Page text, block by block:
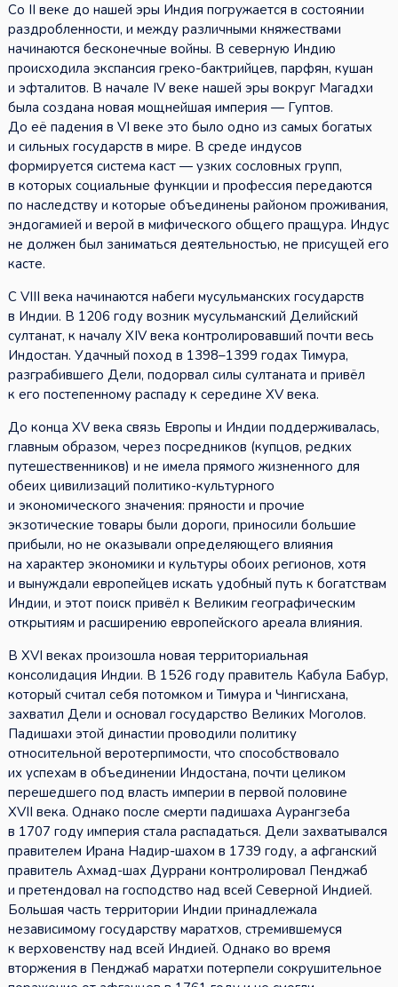
Со II веке до нашей эры Индия погружается в состоянии
раздробленности, и между различными княжествами
начинаются бесконечные войны. В северную Индию
происходила экспансия греко-бактрийцев, парфян, кушан
и эфталитов. В начале IV веке нашей эры вокруг Магадхи
была создана новая мощнейшая империя — Гуптов.
До её падения в VI веке это было одно из самых богатых
и сильных государств в мире. В среде индусов
формируется система каст — узких сословных групп,
в которых социальные функции и профессия передаются
по наследству и которые объединены районом проживания,
эндогамией и верой в мифического общего пращура. Индус
не должен был заниматься деятельностью, не присущей его
касте.
С VIII века начинаются набеги мусульманских государств
в Индии. В 1206 году возник мусульманский Делийский
султанат, к началу XIV века контролировавший почти весь
Индостан. Удачный поход в 1398–1399 годах Тимура,
разграбившего Дели, подорвал силы султаната и привёл
к его постепенному распаду к середине XV века.
До конца XV века связь Европы и Индии поддерживалась,
главным образом, через посредников (купцов, редких
путешественников) и не имела прямого жизненного для
обеих цивилизаций политико-культурного
и экономического значения: пряности и прочие
экзотические товары были дороги, приносили большие
прибыли, но не оказывали определяющего влияния
на характер экономики и культуры обоих регионов, хотя
и вынуждали европейцев искать удобный путь к богатствам
Индии, и этот поиск привёл к Великим географическим
открытиям и расширению европейского ареала влияния.
В XVI веках произошла новая территориальная
консолидация Индии. В 1526 году правитель Кабула Бабур,
который считал себя потомком и Тимура и Чингисхана,
захватил Дели и основал государство Великих Моголов.
Падишахи этой династии проводили политику
относительной веротерпимости, что способствовало
их успехам в объединении Индостана, почти целиком
перешедшего под власть империи в первой половине
XVII века. Однако после смерти падишаха Аурангзеба
в 1707 году империя стала распадаться. Дели захватывался
правителем Ирана Надир-шахом в 1739 году, а афганский
правитель Ахмад-шах Дуррани контролировал Пенджаб
и претендовал на господство над всей Северной Индией.
Большая часть территории Индии принадлежала
независимому государству маратхов, стремившемуся
к верховенству над всей Индией. Однако во время
вторжения в Пенджаб маратхи потерпели сокрушительное